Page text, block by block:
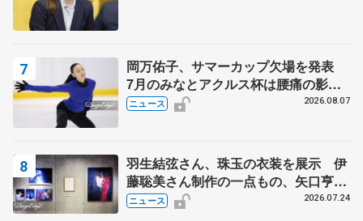
岡万佑子、サマーカップ欠場を発表
7月のみなとアクルス杯は腰痛の影響
で
ニュース 2026.08.07
羽生結弦さん、珠玉の衣装を展示 伊
藤聡美さん制作の一点もの、矢口亨さ
んが撮影
ニュース 2026.07.24